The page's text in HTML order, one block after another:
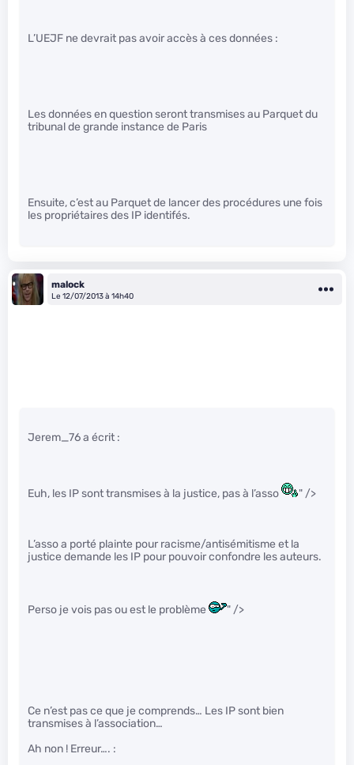
L’UEJF ne devrait pas avoir accès à ces données :
Les données en question seront transmises au Parquet du
tribunal de grande instance de Paris
Ensuite, c’est au Parquet de lancer des procédures une fois
les propriétaires des IP identifés.
malock
Le 12/07/2013 à 14h40
Jerem_76 a écrit :
Euh, les IP sont transmises à la justice, pas à l’asso " />
L’asso a porté plainte pour racisme/antisémitisme et la
justice demande les IP pour pouvoir confondre les auteurs.
Perso je vois pas ou est le problème " />
Ce n’est pas ce que je comprends… Les IP sont bien
transmises à l’association…
Ah non ! Erreur…. :